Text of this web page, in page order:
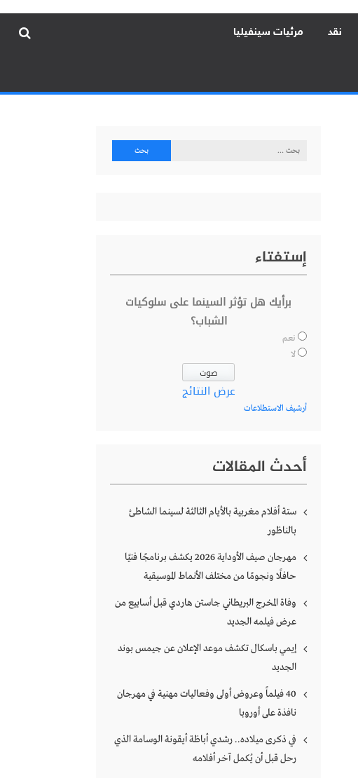
نقد مرئيات سينفيليا
البحث
إستفتاء
برأيك هل تؤثر السينما على سلوكيات
الشباب؟
نعم
لا
عرض النتائج
أرشيف الاستطلاعات
أحدث المقالات
ستة أفلام مغربية بالأيام الثالثة لسينما الشاطئ
بالناظور
مهرجان صيف الأوداية 2026 يكشف برنامجًا فنيًا
حافلًا ونجومًا من مختلف الأنماط الموسيقية
وفاة المخرج البريطاني جاستن هاردي قبل أسابيع من
عرض فيلمه الجديد
إيمي باسكال تكشف موعد الإعلان عن جيمس بوند
الجديد
40 فيلماً وعروض أولى وفعاليات مهنية في مهرجان
نافذة على أوروبا
في ذكرى ميلاده.. رشدي أباظة أيقونة الوسامة الذي
رحل قبل أن يُكمل آخر أفلامه